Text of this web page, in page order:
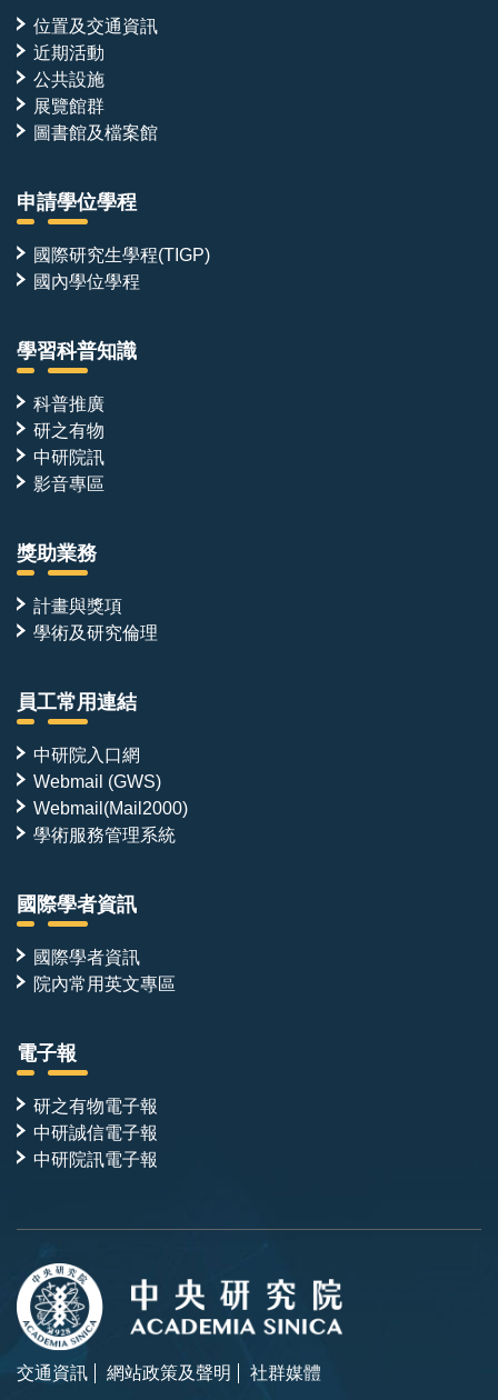
位置及交通資訊
近期活動
公共設施
展覽館群
圖書館及檔案館
申請學位學程
國際研究生學程(TIGP)
國內學位學程
學習科普知識
科普推廣
研之有物
中研院訊
影音專區
獎助業務
計畫與獎項
學術及研究倫理
員工常用連結
中研院入口網
Webmail (GWS)
Webmail(Mail2000)
學術服務管理系統
國際學者資訊
國際學者資訊
院內常用英文專區
電子報
研之有物電子報
中研誠信電子報
中研院訊電子報
交通資訊 網站政策及聲明 社群媒體